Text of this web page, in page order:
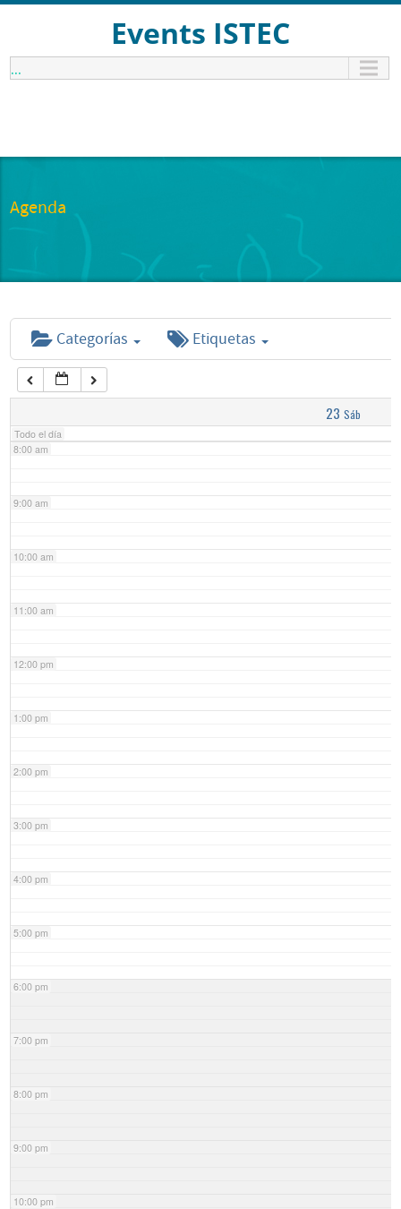
Events ISTEC
...
Agenda
Categorías Etiquetas
23 Sáb
Todo el día
1:00 am
6:00 am
7:00 am
8:00 am
9:00 am
10:00 am
11:00 am
12:00 pm
1:00 pm
2:00 pm
3:00 pm
4:00 pm
5:00 pm
6:00 pm
7:00 pm
8:00 pm
9:00 pm
10:00 pm